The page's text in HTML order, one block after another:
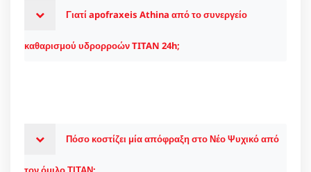
Γιατί apofraxeis Athina από το συνεργείο
καθαρισμού υδρορροών TITAN 24h;
Πόσο κοστίζει μία απόφραξη στο Νέο Ψυχικό από